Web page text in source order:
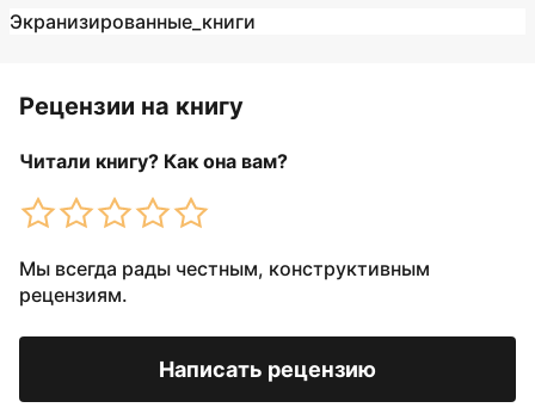
Экранизированные_книги
Рецензии на книгу
Читали книгу? Как она вам?
Мы всегда рады честным, конструктивным
рецензиям.
Написать рецензию